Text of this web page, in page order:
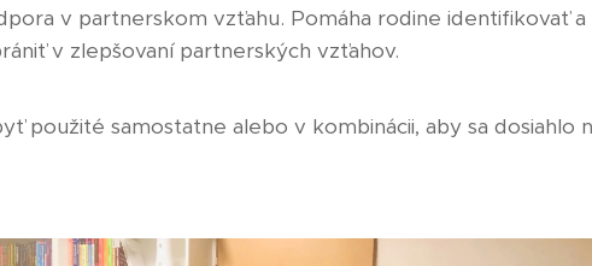
v partnerskom vzťahu. Pomáha rodine identifikovať
v zlepšovaní partnerských vzťahov.
použité samostatne alebo v kombinácii, aby sa dosiahlo